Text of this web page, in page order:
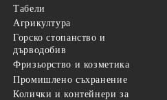
Табели
Агрикултура
Горско стопанство и
дърводобив
Фризьорство и козметика
Промишлено съхранение
Колички и контейнери за